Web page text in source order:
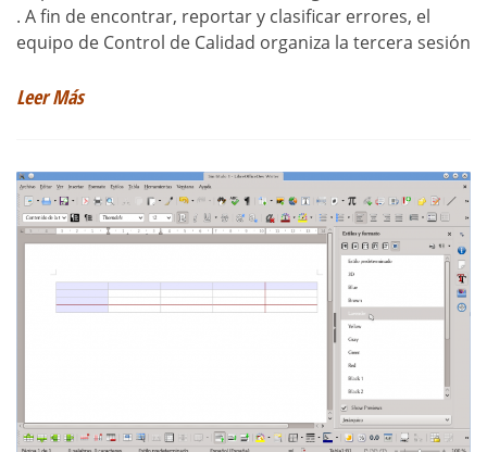
. A fin de encontrar, reportar y clasificar errores, el
equipo de Control de Calidad organiza la tercera sesión
Leer Más